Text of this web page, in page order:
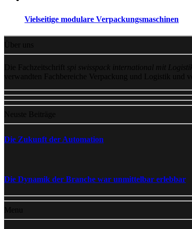
Vielseitige modulare Verpackungsmaschinen
Über uns
Die Fachzeitschrift spi swisspack international mit
verwandten Fachbereiche Verpackung und Logistik und
Neuste Beiträge
Die Zukunft der Automation
Die Dynamik der Branche war unmittelbar erlebbar
Menu